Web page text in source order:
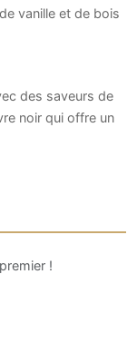
vanille et de bois
des saveurs de
noir qui offre un
!